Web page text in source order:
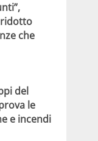
ridotto
che
del
le
e incendi